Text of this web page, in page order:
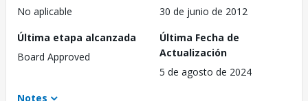
No aplicable
30 de junio de 2012
Última etapa alcanzada
Board Approved
Última Fecha de
Actualización
5 de agosto de 2024
Notes